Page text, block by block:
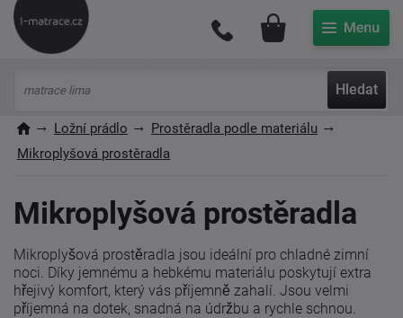
Hledat
Můj účet
Ložní prádlo
Prostěradla podle materiálu
Mikroplyšová prostěradla
Mikroplyšová prostěradla
Mikroplyšová prostěradla jsou ideální pro chladné zimní
noci. Díky jemnému a hebkému materiálu poskytují extra
hřejivý komfort, který vás příjemně zahalí. Jsou velmi
příjemná na dotek, snadná na údržbu a rychle schnou.